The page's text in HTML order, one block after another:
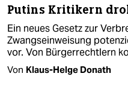
Putins Kritikern
Ein neues Gesetz zur
Zwangseinweisung
vor. Von Bürgerrechtlern
Von Klaus-Helge Donath